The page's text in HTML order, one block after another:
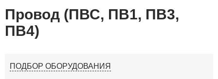
Провод (ПВС, ПВ1, ПВ3,
ПВ4)
ПОДБОР ОБОРУДОВАНИЯ